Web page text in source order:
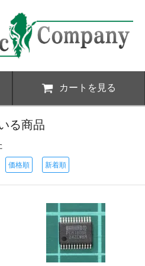
カートを見る
る商品
価格順 新着順